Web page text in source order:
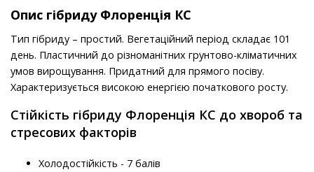
Опис гібриду Флоренція КС
Тип гібриду – простий. Вегетаційний період складає 101
день. Пластичний до різноманітних грунтово-кліматичних
умов вирощування. Придатний для прямого посіву.
Характеризується високою енергією початкового росту.
Стійкість гібриду Флоренція КС до хвороб та
стресових факторів
Холодостійкість - 7 балів